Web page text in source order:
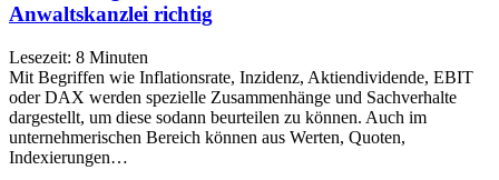
Anwaltskanzlei richtig
Lesezeit: 8 Minuten
Mit Begriffen wie Inflationsrate, Inzidenz, Aktiendividende, EBIT
oder DAX werden spezielle Zusammenhänge und Sachverhalte
dargestellt, um diese sodann beurteilen zu können. Auch im
unternehmerischen Bereich können aus Werten, Quoten,
Indexierungen…